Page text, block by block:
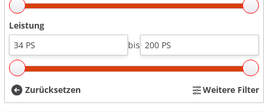
Leistung
bis
Zurücksetzen Weitere Filter